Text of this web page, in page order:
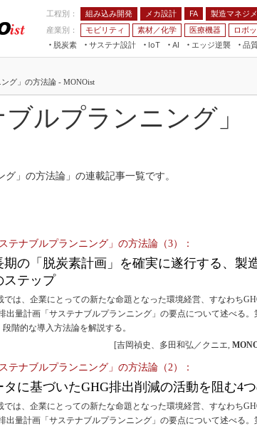
工程別： 組み込み開発 メカ設計 FA 製造マネジ
産業別：
モビリティ 素材／化学 医療機器 ロボ
脱炭素
サステナ設計
IoT
つながる工場
つながるサービス
AI
AI×設備保全
Physical AI
エッジ逆襲 品
展＆IoT/5Gソリューション展
ジャパンモビリティショー
スマート工場EXPO
EdgeTech+
AUTOMOTIVE WORLD
VR／AR
FPGA
車載ソフト開発
無償設計ツール
デジタルツインとCAE
S＆OP
インダストリー4.0
イノベーション
製造マネジメント
FA
ング」の方法論 - MONOist
ブルプランニング」
グ」の方法論」の連載記事一覧です。
ステナブルプランニング」の方法論（3）：
期の「脱炭素計画」を確実に遂行する、製
ステップ
では、企業にとっての新たな命題となった環境経営、すなわち
出量計画「サステナブルプランニング」の要点について述べる。
階的な導入方法論を解説する。
[吉岡禎史、多田和弘／クニエ,
ステナブルプランニング」の方法論（2）：
タに基づいたGHG排出削減の活動を阻む4
では、企業にとっての新たな命題となった環境経営、すなわち
出量計画「サステナブルプランニング」の要点について述べる。